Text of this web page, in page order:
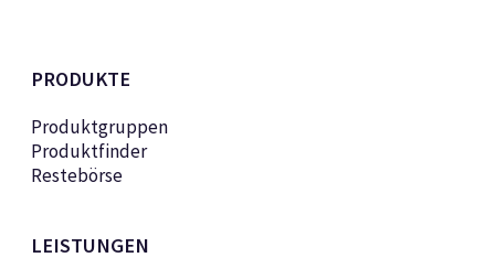
PRODUKTE
Produktgruppen
Produktfinder
Restebörse
LEISTUNGEN